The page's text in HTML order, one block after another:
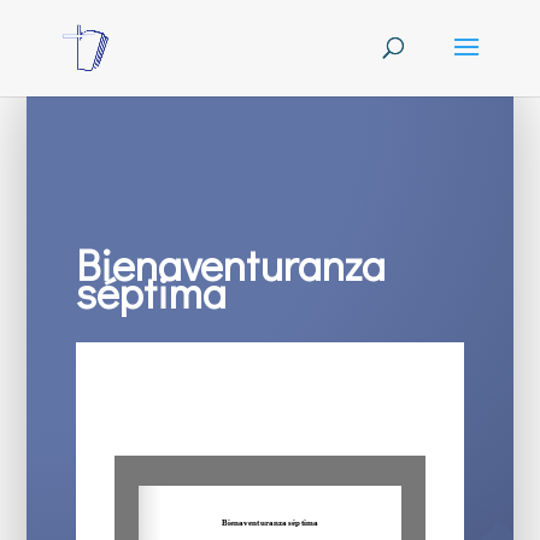
Bienaventuranza
séptima